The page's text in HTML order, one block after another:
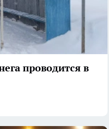
проводится в